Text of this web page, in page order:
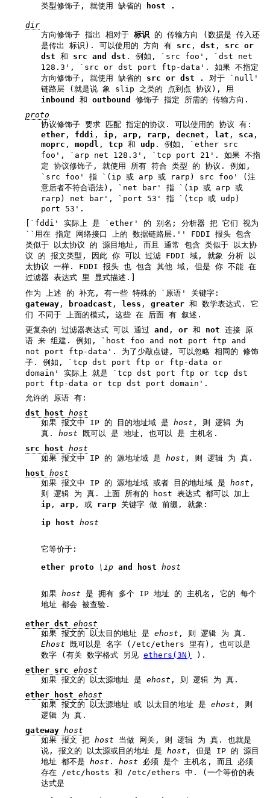
类型修饰子, 就使用 缺省的
host .
dir
方向修饰子 指出 相对于 标识 的 传输方向 (数据是 传入还
是传出 标识). 可以使用的 方向 有 src , dst , src or
dst 和 src and dst . 例如, `src foo', `dst net
128.3', `src or dst port ftp-data'. 如果 不指定
方向修饰子, 就使用 缺省的 src or dst .
对于 `null'
链路层 (就是说 象 slip 之类的 点到点 协议), 用
inbound
和 outbound
修饰子 指定 所需的 传输方向.
proto
协议修饰子 要求 匹配 指定的协议. 可以使用的 协议 有:
ether , fddi , ip , arp , rarp , decnet , lat , sca ,
moprc , mopdl , tcp 和 udp . 例如, `ether src
foo', `arp net 128.3', `tcp port 21'. 如果 不指
定 协议修饰子, 就使用 所有 符合 类型 的 协议. 例如,
`src foo' 指 `(ip 或 arp 或 rarp) src foo' (注
意后者不符合语法), `net bar' 指 `(ip 或 arp 或
rarp) net bar', `port 53' 指 `(tcp 或 udp)
port 53'.
[`fddi' 实际上 是 `ether' 的 别名; 分析器 把 它们 视为
``用在 指定 网络接口 上的 数据链路层.'' FDDI 报头 包含
类似于 以太协议 的 源目地址, 而且 通常 包含 类似于 以太协
议 的 报文类型, 因此 你 可以 过滤 FDDI 域, 就象 分析 以
太协议 一样. FDDI 报头 也 包含 其他 域, 但是 你 不能 在
过滤器 表达式 里 显式描述.]
作为 上述 的 补充, 有一些 特殊的 `原语' 关键字:
gateway , broadcast , less , greater 和 数学表达式. 它
们 不同于 上面的模式, 这些 在 后面 有 叙述.
更复杂的 过滤器表达式 可以 通过 and , or 和 not 连接 原
语 来 组建. 例如, `host foo and not port ftp and
not port ftp-data'. 为了少敲点键, 可以忽略 相同的 修饰
子. 例如, `tcp dst port ftp or ftp-data or
domain' 实际上 就是 `tcp dst port ftp or tcp dst
port ftp-data or tcp dst port domain'.
允许的 原语 有:
dst host host
如果 报文中 IP 的 目的地址域 是 host , 则 逻辑 为
真. host
既可以 是 地址, 也可以 是 主机名.
src host host
如果 报文中 IP 的 源地址域 是 host
, 则 逻辑 为 真.
host host
如果 报文中 IP 的 源地址域 或者 目的地址域 是 host ,
则 逻辑 为 真. 上面 所有的 host 表达式 都可以 加上
ip , arp , 或 rarp
关键字 做 前缀, 就象:
ip host host
它等价于:
ether proto
\ip and host host
如果 host 是 拥有 多个 IP 地址 的 主机名, 它的 每个
地址 都会 被查验.
ether dst ehost
如果 报文的 以太目的地址 是 ehost
, 则 逻辑 为 真.
Ehost
数字 (有关 数字格式 另见 ethers(3N)
).
ether src ehost
如果 报文的 以太源地址 是 ehost
, 则 逻辑 为 真.
ether host ehost
如果 报文的 以太源地址 或 以太目的地址 是 ehost , 则
逻辑 为 真.
gateway host
如果 报文 把 host 当做 网关, 则 逻辑 为 真. 也就是
说, 报文的 以太源或目的地址 是 host , 但是 IP 的 源目
地址 都不是 host . host 必须 是个 主机名, 而且 必须
存在 /etc/hosts 和 /etc/ethers 中. (一个等价的表
达式是